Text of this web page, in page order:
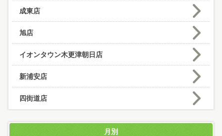
成東店
旭店
イオンタウン木更津朝日店
新浦安店
四街道店
月別